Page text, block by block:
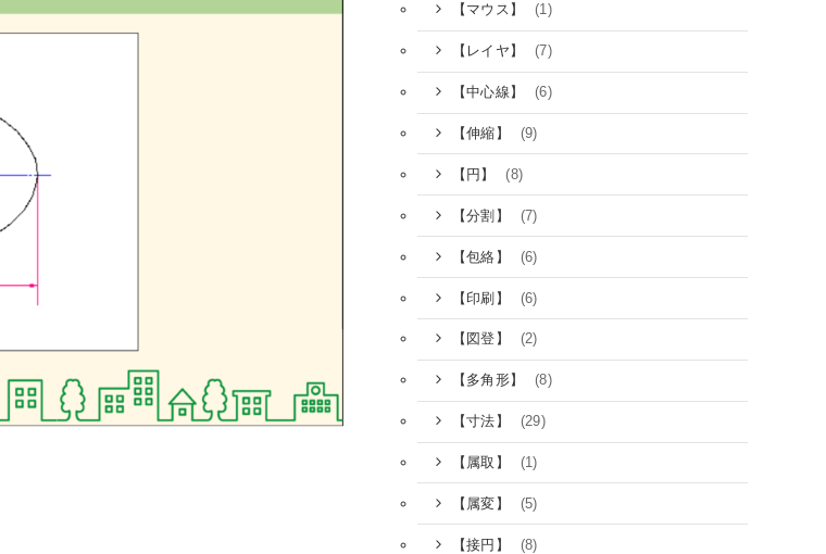
【マウス】 (1)
【レイヤ】 (7)
【中心線】 (6)
【伸縮】 (9)
【円】 (8)
【分割】 (7)
【包絡】 (6)
【印刷】 (6)
【図登】 (2)
【多角形】 (8)
【寸法】 (29)
【属取】 (1)
【属変】 (5)
【接円】 (8)